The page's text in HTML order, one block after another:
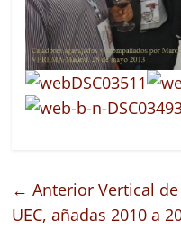
← Anterior Vertical
UEC, añadas 2010 a